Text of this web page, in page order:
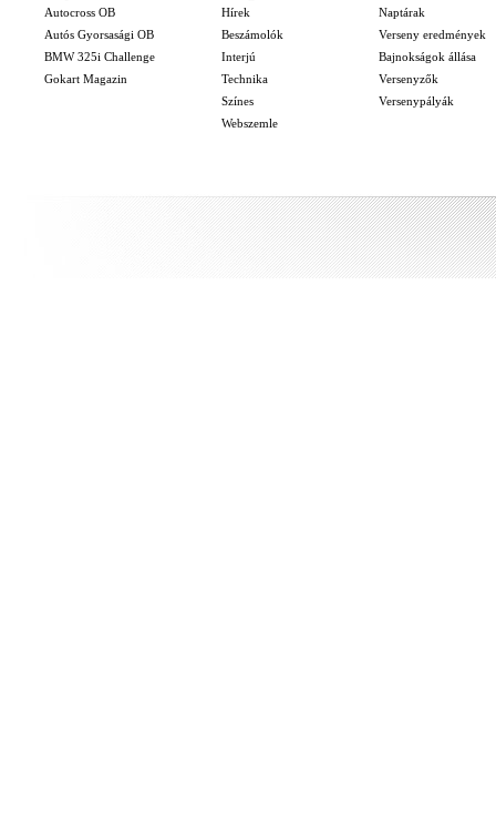
Autocross OB
Autós Gyorsasági OB
BMW 325i Challenge
Gokart Magazin
Hírek
Beszámolók
Interjú
Technika
Színes
Webszemle
Naptárak
Verseny eredmények
Bajnokságok állása
Versenyzők
Versenypályák